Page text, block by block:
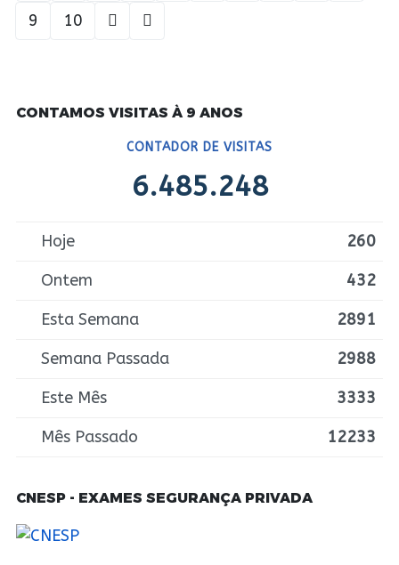
9
10
CONTAMOS VISITAS À 9 ANOS
CONTADOR DE VISITAS
6.485.248
Hoje
260
Ontem
432
Esta Semana
2891
Semana Passada
2988
Este Mês
3333
Mês Passado
12233
CNESP - EXAMES SEGURANÇA PRIVADA